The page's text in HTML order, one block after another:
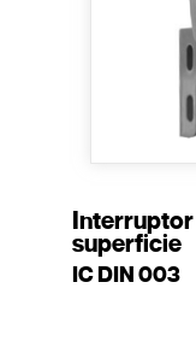
superficie
IC DIN 003